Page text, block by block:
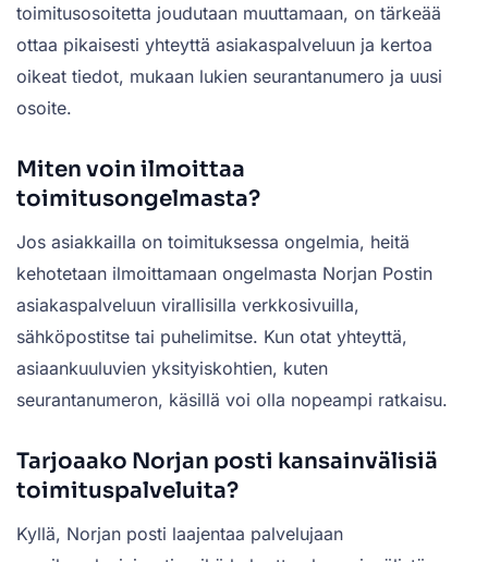
toimitusosoitetta joudutaan muuttamaan, on tärkeää
ottaa pikaisesti yhteyttä asiakaspalveluun ja kertoa
oikeat tiedot, mukaan lukien seurantanumero ja uusi
osoite.
Miten voin ilmoittaa
toimitusongelmasta?
Jos asiakkailla on toimituksessa ongelmia, heitä
kehotetaan ilmoittamaan ongelmasta Norjan Postin
asiakaspalveluun virallisilla verkkosivuilla,
sähköpostitse tai puhelimitse. Kun otat yhteyttä,
asiaankuuluvien yksityiskohtien, kuten
seurantanumeron, käsillä voi olla nopeampi ratkaisu.
Tarjoaako Norjan posti kansainvälisiä
toimituspalveluita?
Kyllä, Norjan posti laajentaa palvelujaan